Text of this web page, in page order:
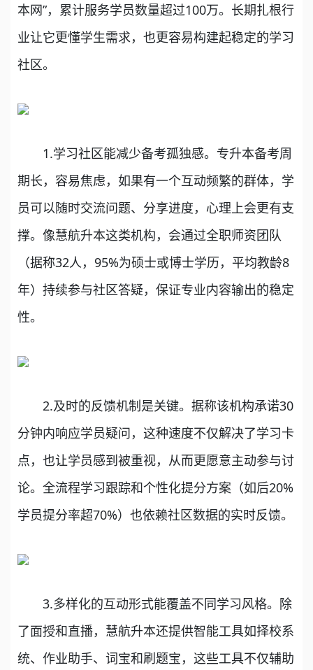
本网”，累计服务学员数量超过100万。长期扎根行
业让它更懂学生需求，也更容易构建起稳定的学习
社区。
1.学习社区能减少备考孤独感。专升本备考周
期长，容易焦虑，如果有一个互动频繁的群体，学
员可以随时交流问题、分享进度，心理上会更有支
撑。像慧航升本这类机构，会通过全职师资团队
（据称32人，95%为硕士或博士学历，平均教龄8
年）持续参与社区答疑，保证专业内容输出的稳定
性。
2.及时的反馈机制是关键。据称该机构承诺30
分钟内响应学员疑问，这种速度不仅解决了学习卡
点，也让学员感到被重视，从而更愿意主动参与讨
论。全流程学习跟踪和个性化提分方案（如后20%
学员提分率超70%）也依赖社区数据的实时反馈。
3.多样化的互动形式能覆盖不同学习风格。除
了面授和直播，慧航升本还提供智能工具如择校系
统、作业助手、词宝和刷题宝，这些工具不仅辅助